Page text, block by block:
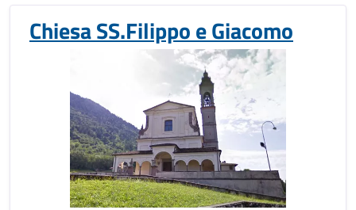
Chiesa SS.Filippo e Giacomo